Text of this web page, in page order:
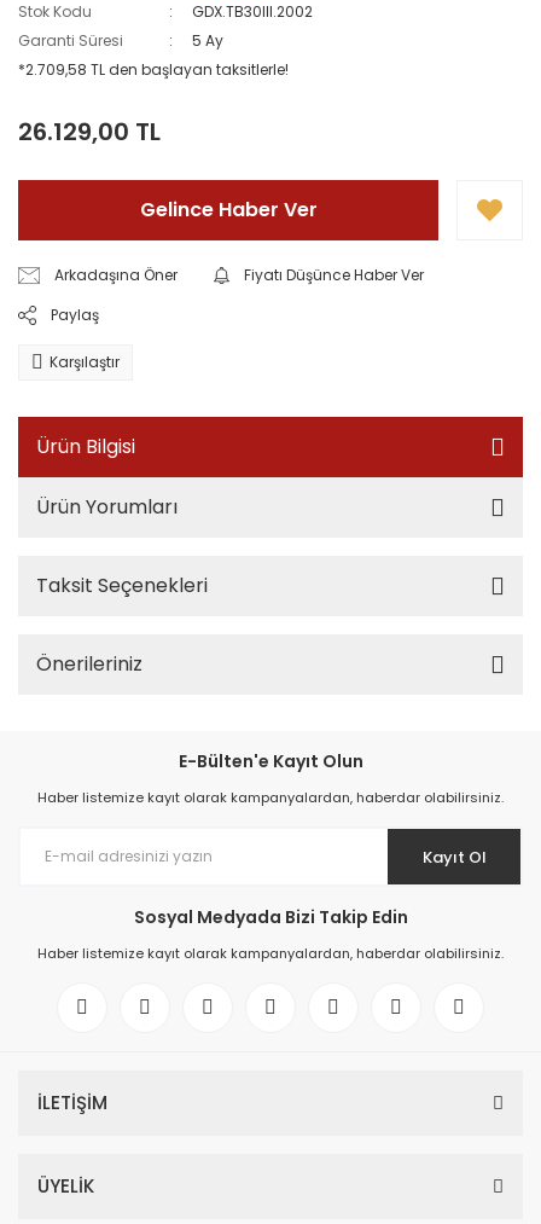
Stok Kodu
GDX.TB30III.2002
Garanti Süresi
5 Ay
*2.709,58 TL den başlayan taksitlerle!
26.129,00 TL
Gelince Haber Ver
Arkadaşına Öner
Fiyatı Düşünce Haber Ver
Paylaş
Karşılaştır
Ürün Bilgisi
Ürün Yorumları
Taksit Seçenekleri
Önerileriniz
E-Bülten'e Kayıt Olun
Haber listemize kayıt olarak kampanyalardan, haberdar olabilirsiniz.
Kayıt Ol
Sosyal Medyada Bizi Takip Edin
Haber listemize kayıt olarak kampanyalardan, haberdar olabilirsiniz.
İLETİŞİM
ÜYELİK